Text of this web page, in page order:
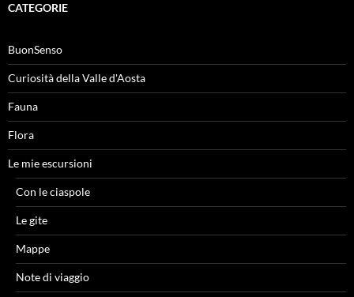
CATEGORIE
BuonSenso
Curiosità della Valle d'Aosta
Fauna
Flora
Le mie escursioni
Con le ciaspole
Le gite
Mappe
Note di viaggio